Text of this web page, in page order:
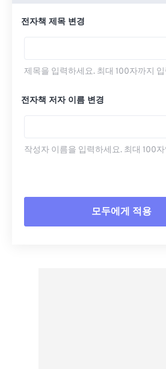
전자책 제목 변경
제목을 입력하세요. 최대 100자까지
전자책 저자 이름 변경
작성자 이름을 입력하세요. 최대 100
모두에게 적용